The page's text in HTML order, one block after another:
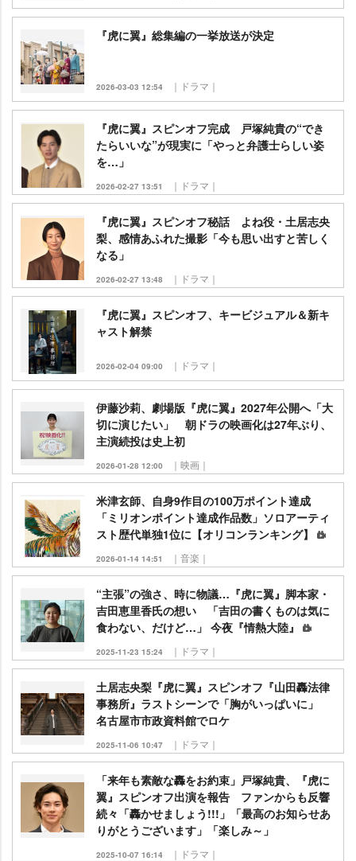
『虎に翼』総集編の一挙放送が決定
2026-03-03 12:54 ｜ドラマ｜
『虎に翼』スピンオフ完成 戸塚純貴の“でき
たらいいな”が現実に「やっと弁護士らしい姿
を…」
2026-02-27 13:51 ｜ドラマ｜
『虎に翼』スピンオフ秘話 よね役・土居志央
梨、感情あふれた撮影「今も思い出すと苦しく
なる」
2026-02-27 13:48 ｜ドラマ｜
『虎に翼』スピンオフ、キービジュアル＆新キ
ャスト解禁
2026-02-04 09:00 ｜ドラマ｜
伊藤沙莉、劇場版『虎に翼』2027年公開へ「大
切に演じたい」 朝ドラの映画化は27年ぶり、
主演続投は史上初
2026-01-28 12:00 ｜映画｜
米津玄師、自身9作目の100万ポイント達成
「ミリオンポイント達成作品数」ソロアーティ
スト歴代単独1位に【オリコンランキング】
2026-01-14 14:51 ｜音楽｜
“主張”の強さ、時に物議…『虎に翼』脚本家・
吉田恵里香氏の想い 「吉田の書くものは気に
食わない、だけど…」 今夜『情熱大陸』
2025-11-23 15:24 ｜ドラマ｜
土居志央梨『虎に翼』スピンオフ『山田轟法律
事務所』ラストシーンで「胸がいっぱいに」
名古屋市市政資料館でロケ
2025-11-06 10:47 ｜ドラマ｜
「来年も素敵な轟をお約束」戸塚純貴、『虎に
翼』スピンオフ出演を報告 ファンからも反響
続々「轟かせましょう!!!」「最高のお知らせあ
りがとうございます」「楽しみ～」
2025-10-07 16:14 ｜ドラマ｜